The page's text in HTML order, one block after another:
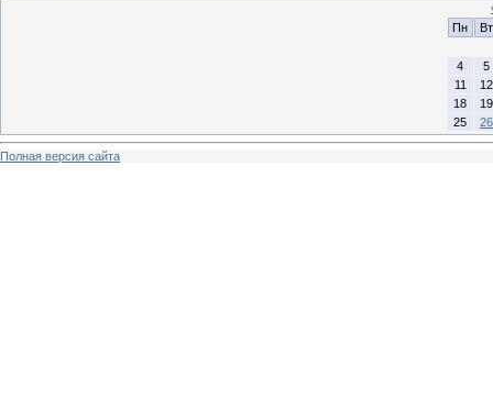
Пн
Вт
4
5
11
12
18
19
25
26
Полная версия сайта